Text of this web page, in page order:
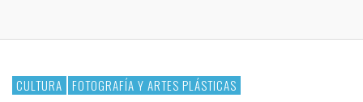
CULTURA FOTOGRAFÍA Y ARTES PLÁSTICAS